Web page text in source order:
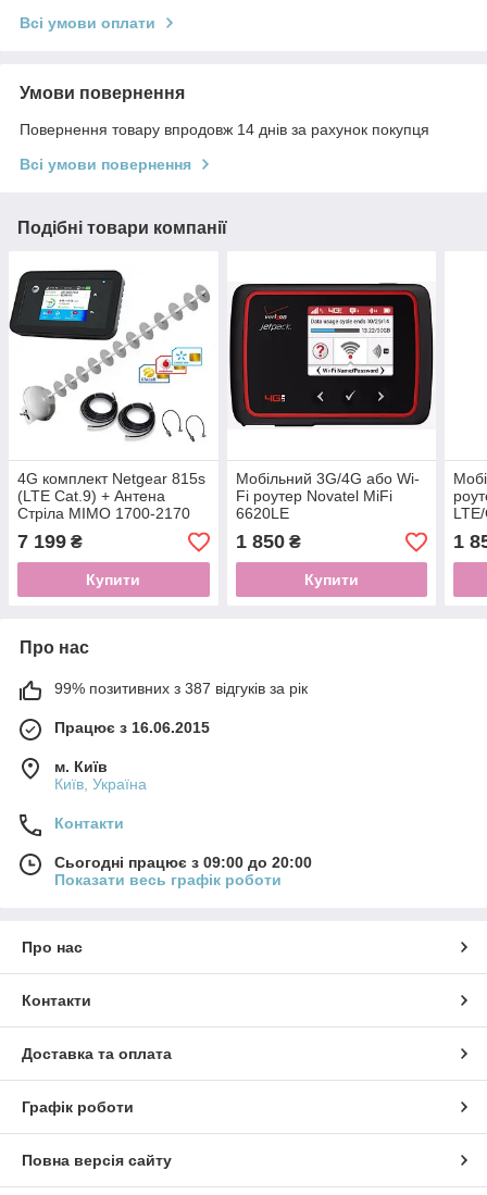
Всі умови оплати
Умови повернення
Повернення товару впродовж 14 днів за рахунок покупця
Всі умови повернення
Подібні товари компанії
4G комплект Netgear 815s
(LTE Cat.9) + Антена
Стріла MIMO 1700-2170
МHz 2х20dB
7 199 ₴
Купити
Мобільний 3G/4G або Wi-
Fi роутер Novatel MiFi
6620LE
LTE/GSM/UMTS/HSPA/HSPA+DC
1 850₴
Купити
1
Про нас
99% позитивних з 387 відгуків за рік
Працює з 16.06.2015
м. Київ
Київ, Україна
Контакти
Сьогодні працює з 09:00 до 20:00
Показати весь графік роботи
Про нас
Контакти
Доставка та оплата
Графік роботи
Повна версія сайту